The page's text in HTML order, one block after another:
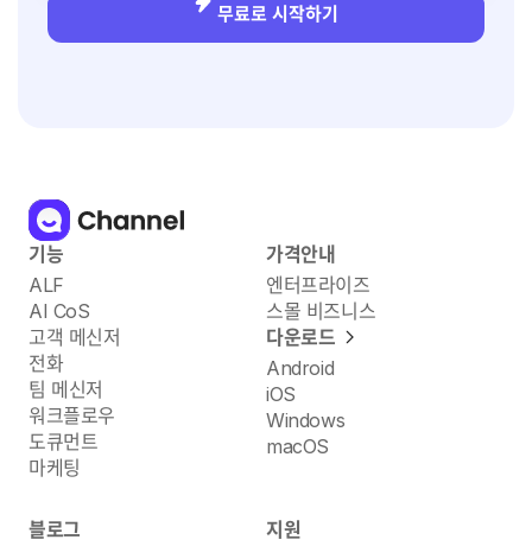
무료로 시작하기
기능
ALF
AI CoS
고객 메신저
전화
팀 메신저
워크플로우
도큐먼트
마케팅
가격안내
엔터프라이즈
스몰 비즈니스
다운로드
Android
iOS
Windows
macOS
블로그
지원